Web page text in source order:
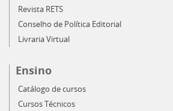
Revista RETS
Conselho de Política Editorial
Livraria Virtual
Ensino
Catálogo de cursos
Cursos Técnicos